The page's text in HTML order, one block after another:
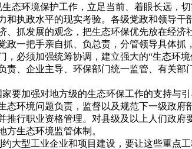
环境保护工作，立足当前、着眼长远，
执政水平的现实考验。各级党政和领导
抓发展的观念，把生态环保优先放在经
一把手亲自抓、负总责，分管领导具体
必须加强统筹协调，建立强大的“生态环
、企业主导、环保部门统一监管、有关
加强对地方级的生态环保工作的支持与
环境问题负责，监督以及规范下一级政
行职业资格管理。对县级及以上人们政
生态环境监管体制。
型工业企业和项目建设，要让这些重点